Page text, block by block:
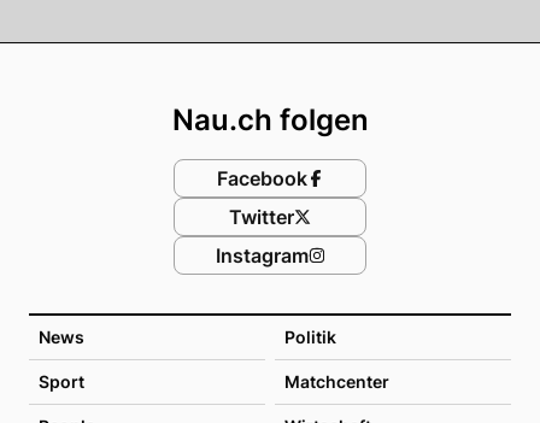
News Politik
Sport Matchcenter
Nau.ch folgen
Facebook
Twitter
Instagram